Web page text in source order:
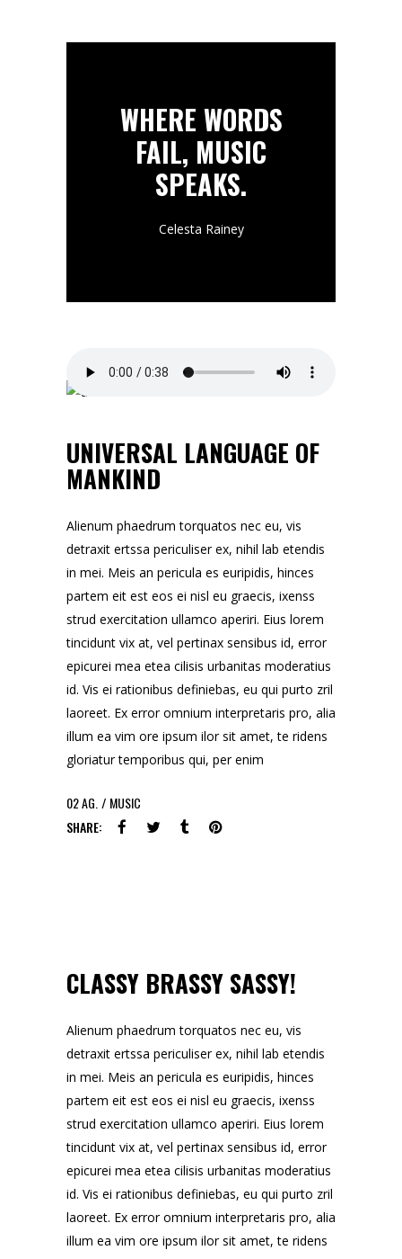
WHERE WORDS
FAIL, MUSIC
SPEAKS.
Celesta Rainey
UNIVERSAL LANGUAGE OF
MANKIND
Alienum phaedrum torquatos nec eu, vis
detraxit ertssa periculiser ex, nihil lab etendis
in mei. Meis an pericula es euripidis, hinces
partem eit est eos ei nisl eu graecis, ixenss
strud exercitation ullamco aperiri. Eius lorem
tincidunt vix at, vel pertinax sensibus id, error
epicurei mea etea cilisis urbanitas moderatius
id. Vis ei rationibus definiebas, eu qui purto zril
laoreet. Ex error omnium interpretaris pro, alia
illum ea vim ore ipsum ilor sit amet, te ridens
gloriatur temporibus qui, per enim
02AG.
MUSIC
SHARE:
CLASSY BRASSY SASSY!
Alienum phaedrum torquatos nec eu, vis
detraxit ertssa periculiser ex, nihil lab etendis
in mei. Meis an pericula es euripidis, hinces
partem eit est eos ei nisl eu graecis, ixenss
strud exercitation ullamco aperiri. Eius lorem
tincidunt vix at, vel pertinax sensibus id, error
epicurei mea etea cilisis urbanitas moderatius
id. Vis ei rationibus definiebas, eu qui purto zril
laoreet. Ex error omnium interpretaris pro, alia
illum ea vim ore ipsum ilor sit amet, te ridens